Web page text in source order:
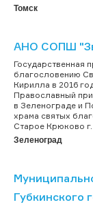
Томск
АНО СОПШ
Государственная
благословению
Кирилла в 2016
Православный
в Зеленограде и
храма святых
Старое
Зеленоград
Губкинского